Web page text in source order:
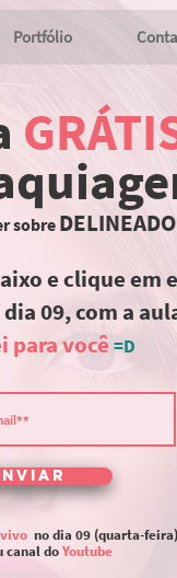
Portfólio
sobre
e clique em
09, com a
para você =D
no dia 09 (quarta-
canal doYoutube